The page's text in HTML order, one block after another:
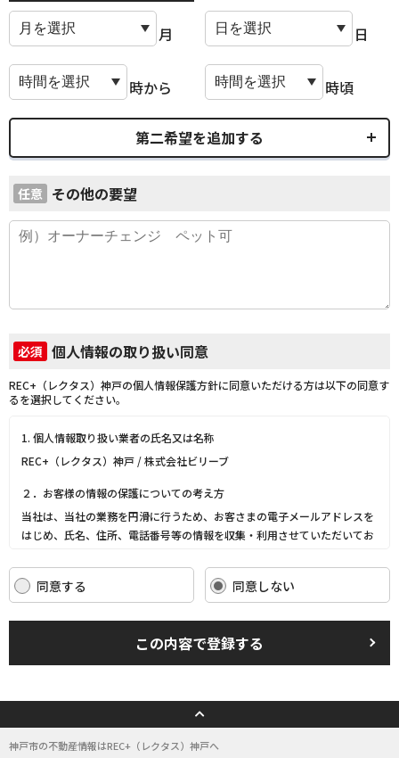
月 日
時から 時頃
第二希望を追加する
任意 その他の要望
必須 個人情報の取り扱い同意
REC+（レクタス）神戸の個人情報保護方針に同意いただける方は以下の同意す
るを選択してください。
1. 個人情報取り扱い業者の氏名又は名称
REC+（レクタス）神戸 / 株式会社ビリーブ
２．お客様の情報の保護についての考え方
当社は、当社の業務を円滑に行うため、お客さまの電子メールアドレスを
はじめ、氏名、住所、電話番号等の情報を収集・利用させていただいてお
当社は、これらのお客さまの個人情報（以下「お客さま情報」といいま
す。）の適正な保護を重大な責務と認識し、この責務を果たすために、次
法令を遵守し、適切に取り扱います。また、適宜取扱いの改善に努めま
す。
ます。また、取引先等に対しても適切にお客さま情報を取り扱うように要
(3) お客さま情報の収集に際しては、利用目的を特定して通知または公表
同意する 同意しない
この内容で登録する
神戸市の不動産情報はREC+（レクタス）神戸へ